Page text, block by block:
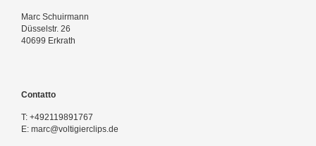
Marc Schuirmann
Düsselstr. 26
40699 Erkrath
Contatto
T: +492119891767
E: marc@voltigierclips.de